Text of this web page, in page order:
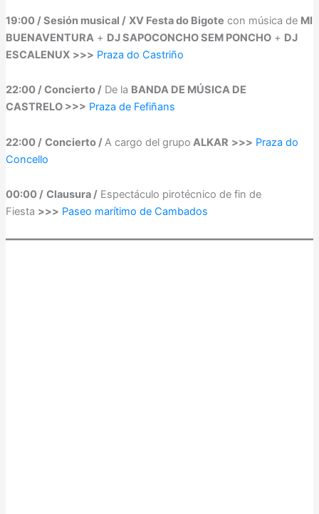
19:00 / Sesión musical / XV Festa do Bigote con música de MI
BUENAVENTURA+ DJ SAPOCONCHO SEM PONCHO+ DJ
ESCALENUX >>> Praza do Castriño
22:00 / Concierto /De la BANDA DE MÚSICA DE
CASTRELO >>> Praza de Fefiñans
22:00 / Concierto /A cargo del grupo ALKAR >>> Praza do
Concello
00:00 / Clausura /Espectáculo pirotécnico de fin de
Fiesta >>> Paseo marítimo de Cambados